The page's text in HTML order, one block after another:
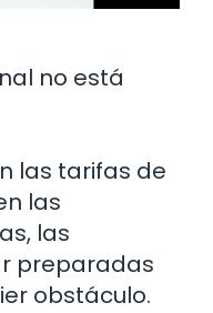
no está
las tarifas de
las
las
preparadas
obstáculo.